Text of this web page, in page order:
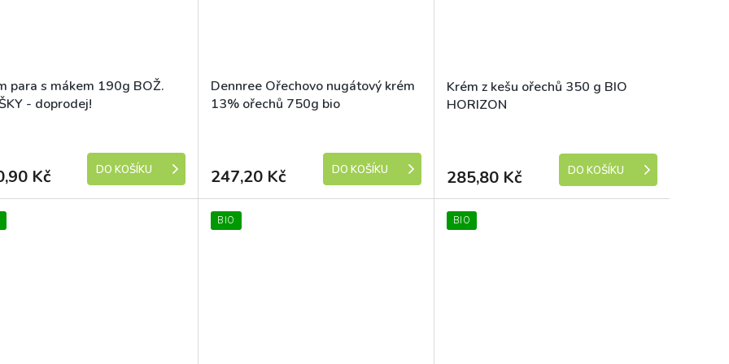
para s mákem 190g BOŽ.
- doprodej!
Kč DO KOŠÍKU
Dennree Ořechovo nugátový krém
13% ořechů 750g bio
247,20 Kč DO KOŠÍKU
Krém z kešu ořechů 350 g BIO
HORIZON
285,80 Kč DO KOŠÍKU
BIO BIO